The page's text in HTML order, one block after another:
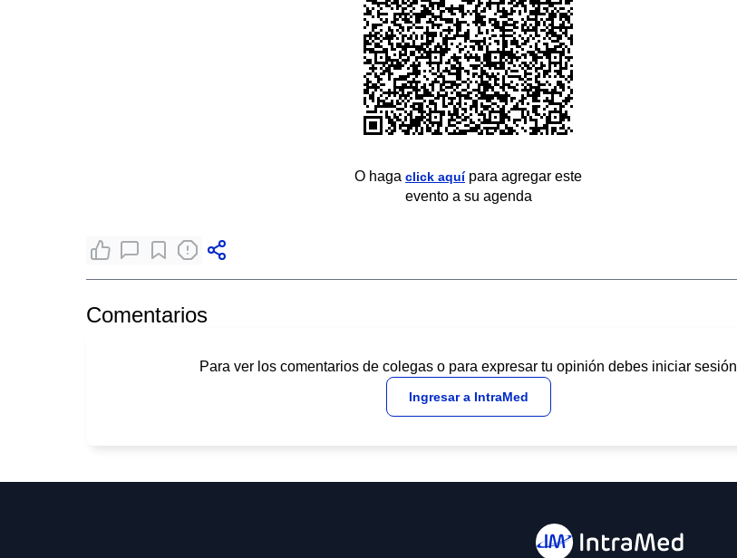
O haga click aquípara agregar este
evento a su agenda
Comentarios
Para ver los comentarios de colegas o para expresar tu opinión debes iniciar sesión
Ingresar a IntraMed